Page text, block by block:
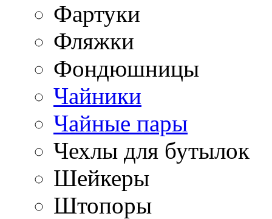
Фартуки
Фляжки
Фондюшницы
Чайники
Чайные пары
Чехлы для бутылок
Шейкеры
Штопоры